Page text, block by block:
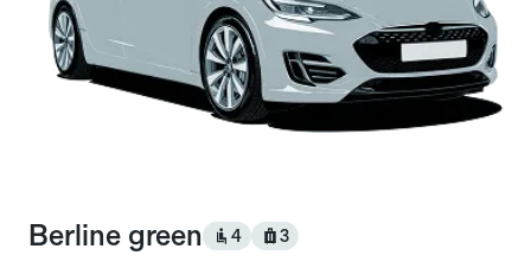
Berline green 4 3